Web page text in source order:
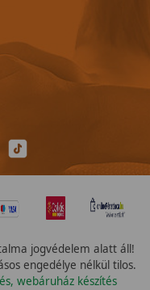
jogvédelem alatt áll!
engedélye nélkül tilos.
webáruház készítés